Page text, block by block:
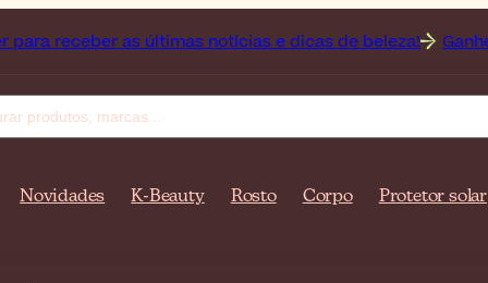
as últimas notícias e dicas de beleza! Ganhe 25% de
Novidades K-Beauty Rosto Corpo Protetor solar